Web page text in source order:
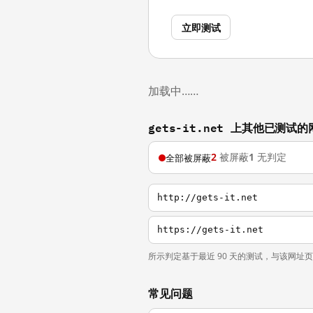
立即测试
加载中……
gets-it.net 上其他已测试的
全部被屏蔽2 被屏蔽1 无判定
http://gets-it.net
https://gets-it.net
所示判定基于最近 90 天的测试，与该网址页
常见问题